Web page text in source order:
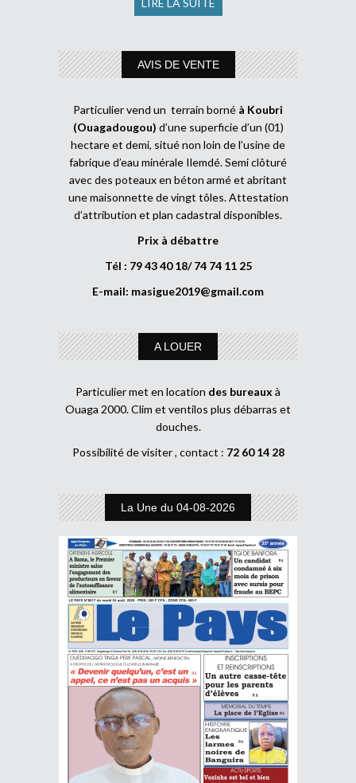
LIRE LA SUITE
AVIS DE VENTE
Particulier vend un terrain borné à Koubri
(Ouagadougou) d’une superficie d’un (01)
hectare et demi, situé non loin de l’usine de
fabrique d’eau minérale Ilemdé. Semi clôturé
avec des poteaux en béton armé et abritant
une maisonnette de vingt tôles. Attestation
d’attribution et plan cadastral disponibles.
Prix à débattre
Tél : 79 43 40 18/ 74 74 11 25
E-mail: masigue2019@gmail.com
A LOUER
Particulier met en location des bureaux à
Ouaga 2000. Clim et ventilos plus débarras et
douches.
Possibilité de visiter , contact : 72 60 14 28
La Une du 04-08-2026